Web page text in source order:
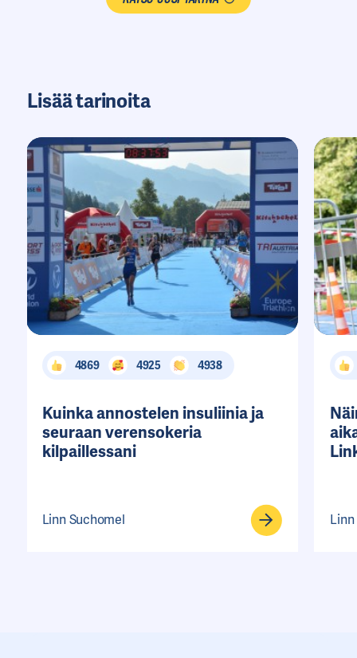
Lisää tarinoita
4938
4925
4869
Kuinka annostelen insuliinia ja
seuraan verensokeria
kilpaillessani
Linn Suchomel